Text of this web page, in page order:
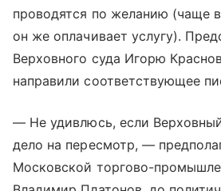
проводятся по желанию (чаще
он же оплачивает услугу).
Верховного суда Игорю
направили соответствующее
— Не удивлюсь, если
дело на пересмотр, —
Московской торгово-